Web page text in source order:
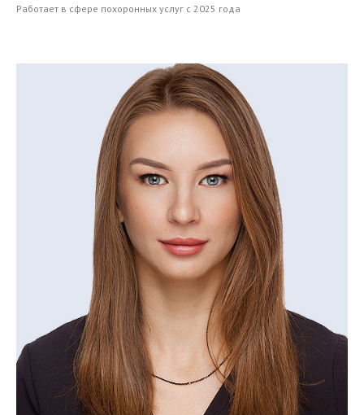
Работает в сфере похоронных услуг с 2025 года